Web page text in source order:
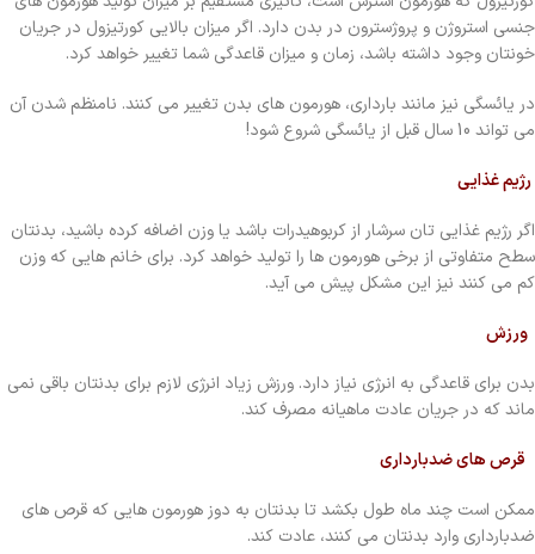
جنسی استروژن و پروژسترون در بدن دارد. اگر میزان بالایی کورتیزول در جریان
خونتان وجود داشته باشد، زمان و میزان قاعدگی شما تغییر خواهد کرد.
در یائسگی نیز مانند بارداری، هورمون های بدن تغییر می کنند. نامنظم شدن آن
می تواند 10 سال قبل از یائسگی شروع شود!
رژیم غذایی
اگر رژیم غذایی تان سرشار از کربوهیدرات باشد یا وزن اضافه کرده باشید، بدنتان
سطح متفاوتی از برخی هورمون ها را تولید خواهد کرد. برای خانم هایی که وزن
کم می کنند نیز این مشکل پیش می آید.
ورزش
بدن برای قاعدگی به انرژی نیاز دارد. ورزش زیاد انرژی لازم برای بدنتان باقی نمی
ماند که در جریان عادت ماهیانه مصرف کند.
قرص های ضدبارداری
ممکن است چند ماه طول بکشد تا بدنتان به دوز هورمون هایی که قرص های
ضدبارداری وارد بدنتان می کنند، عادت کند.